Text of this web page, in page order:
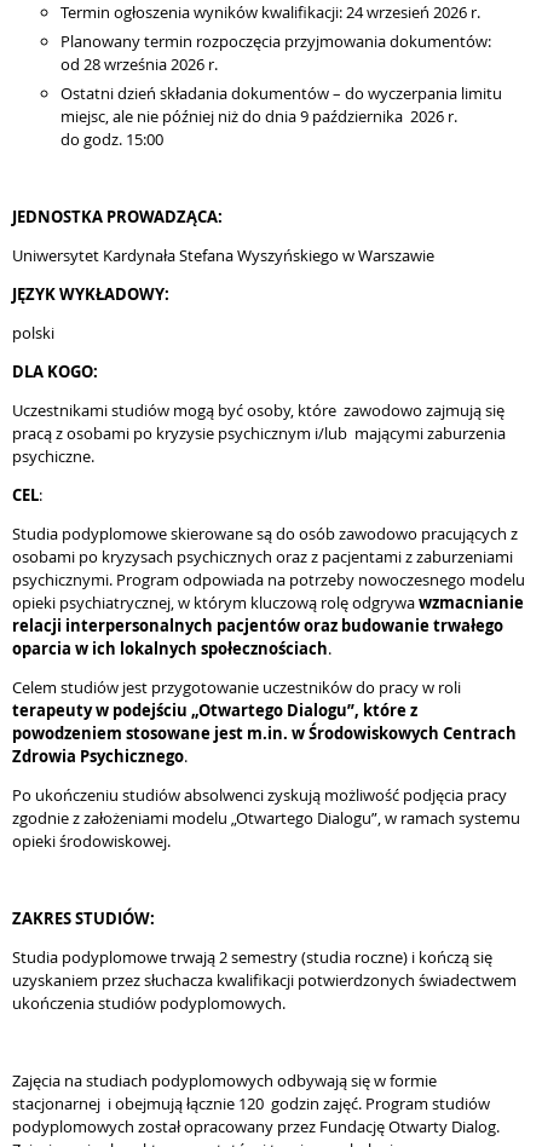
Termin ogłoszenia wyników kwalifikacji: 24 wrzesień 2026 r.
Planowany termin rozpoczęcia przyjmowania dokumentów:
od 28 września 2026 r.
Ostatni dzień składania dokumentów – do wyczerpania limitu
miejsc, ale nie później niż do dnia 9 października 2026 r.
do godz. 15:00
JEDNOSTKA PROWADZĄCA:
Uniwersytet Kardynała Stefana Wyszyńskiego w Warszawie
JĘZYK WYKŁADOWY:
polski
DLA KOGO:
Uczestnikami studiów mogą być osoby, które zawodowo zajmują się
pracą z osobami po kryzysie psychicznym i/lub mającymi zaburzenia
psychiczne.
CEL:
Studia podyplomowe skierowane są do osób zawodowo pracujących z
osobami po kryzysach psychicznych oraz z pacjentami z zaburzeniami
psychicznymi. Program odpowiada na potrzeby nowoczesnego modelu
opieki psychiatrycznej, w którym kluczową rolę odgrywawzmacnianie
relacji interpersonalnych pacjentów oraz budowanie trwałego
oparcia w ich lokalnych społecznościach.
Celem studiów jest przygotowanie uczestników do pracy w roli
terapeuty w podejściu „Otwartego Dialogu”, które z
powodzeniem stosowane jest m.in. w Środowiskowych Centrach
Zdrowia Psychicznego.
Po ukończeniu studiów absolwenci zyskują możliwość podjęcia pracy
zgodnie z założeniami modelu „Otwartego Dialogu”, w ramach systemu
opieki środowiskowej.
ZAKRES STUDIÓW:
Studia podyplomowe trwają 2 semestry (studia roczne) i kończą się
uzyskaniem przez słuchacza kwalifikacji potwierdzonych świadectwem
ukończenia studiów podyplomowych.
Zajęcia na studiach podyplomowych odbywają się w formie
stacjonarnej i obejmują łącznie 120 godzin zajęć. Program studiów
podyplomowych został opracowany przez Fundację Otwarty Dialog.